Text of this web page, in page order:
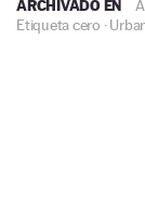
ARCHIVADO EN
Etiqueta cero ·